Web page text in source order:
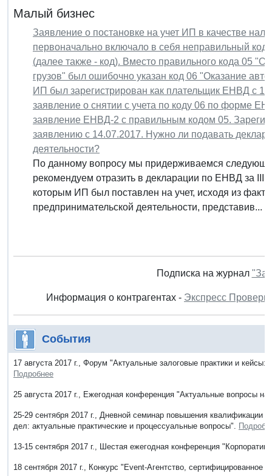
Малый бизнес
Заявление о постановке на учет ИП в качестве
первоначально включало в себя неправильный код
(далее также - код). Вместо правильного кода 05
грузов" был ошибочно указан код 06 "Оказание
ИП был зарегистрирован как плательщик ЕНВД с
заявление о снятии с учета по коду 06 по форме
заявление ЕНВД-2 с правильным кодом 05.
заявлению с 14.07.2017. Нужно ли подавать
деятельности?
По данному вопросу мы придерживаемся
рекомендуем отразить в декларации по ЕНВД за III
которым ИП был поставлен на учет, исходя из
предпринимательской деятельности, представив...
Подписка на журнал
Информация о контрагентах - Экспресс
События
17 августа 2017 г., Форум "Актуальные залоговые практики и кейсы:
Подробнее
25 августа 2017 г., Ежегодная конференция "Актуальные вопросы
25-29 сентября 2017 г., Дневной семинар повышения квалификации
дел: актуальные практические и процессуальные вопросы".
13-15 сентября 2017 г., Шестая ежегодная конференция
18 сентября 2017 г., Конкурс "Event-Агентство,